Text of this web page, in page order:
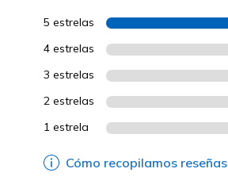
5 estrelas
4 estrelas
3 estrelas
2 estrelas
1 estrela
Cómo recopilamos reseñas